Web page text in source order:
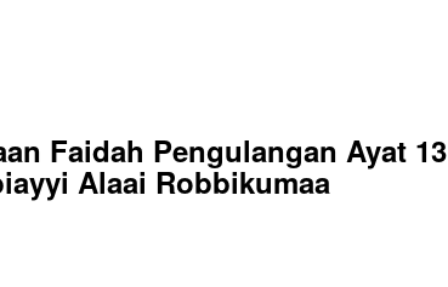
Faidah Pengulangan Ayat 13
Alaai Robbikumaa